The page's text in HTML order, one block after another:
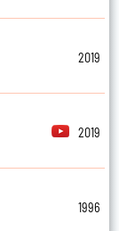
2019
2019
1996